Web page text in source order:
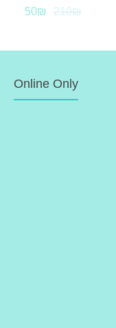
210₪
50₪
Online Only